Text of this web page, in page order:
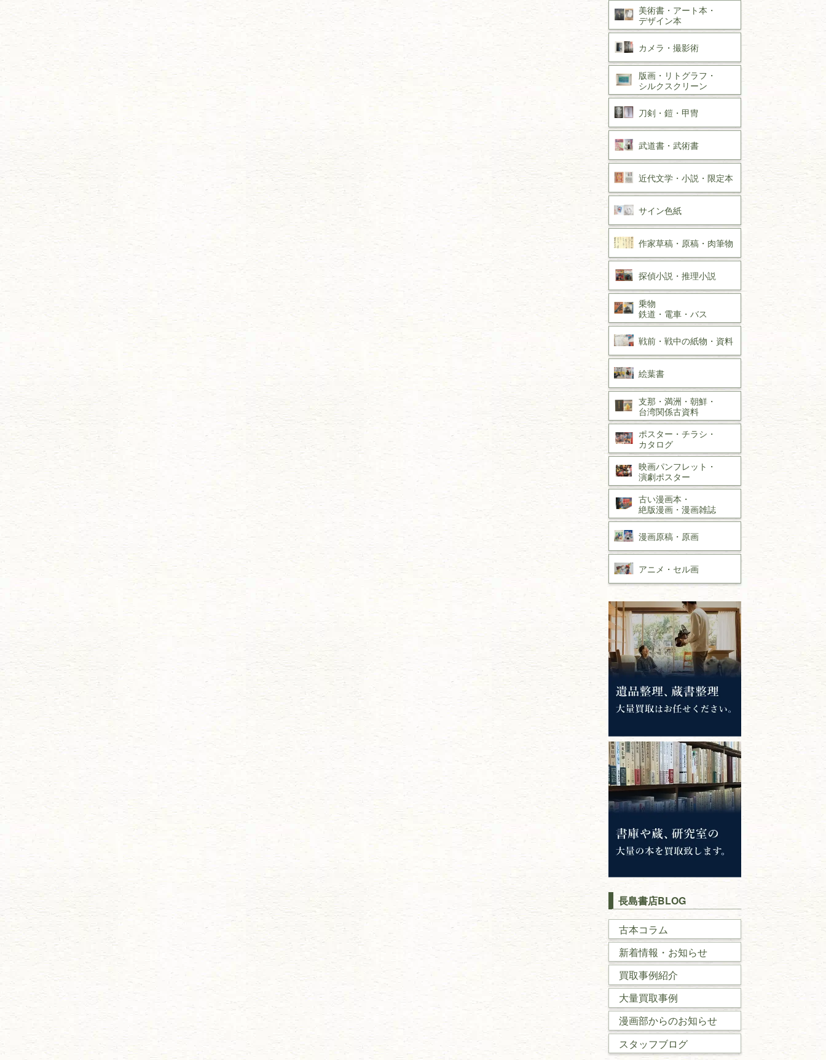
美術書・アート本・
デザイン本
カメラ・撮影術
版画・リトグラフ・
シルクスクリーン
刀剣・ 鎧・ 甲冑
武道書・ 武術書
近代文学・ 小説・限定本
サイン色紙
作家草稿・原稿・ 肉筆物
探偵小説・ 推理小説
乗物
鉄道・ 電車・ バス
戦前・戦中の紙物・資料
絵葉書
支那・満洲・朝鮮・
台湾関係古資料
ポスター・チラシ・
カタログ
映画パンフレット・
演劇ポスター
古い漫画本・
絶版漫画・漫画雑誌
漫画原稿・ 原画
アニメ・ セル画
長島書店BLOG
古本コラム
新着情報・お知らせ
買取事例紹介
大量買取事例
漫画部からのお知らせ
スタッフブログ